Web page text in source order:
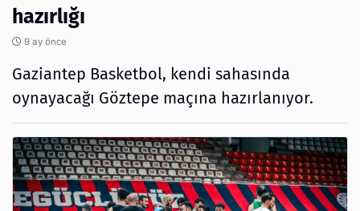
hazırlığı
9 ay önce
Gaziantep Basketbol, kendi sahasında
oynayacağı Göztepe maçına hazırlanıyor.